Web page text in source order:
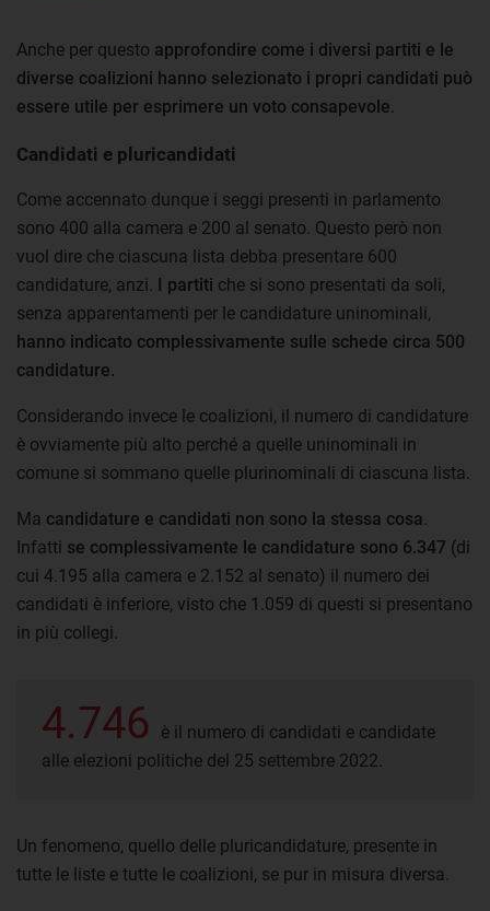
Anche per questo approfondire come i diversi partiti e le
diverse coalizioni hanno selezionato i propri candidati può
essere utile per esprimere un voto consapevole
Candidati e pluricandidati
Come accennato dunque i seggi presenti in parlamento
sono 400 alla camera e 200 al senato. Questo però non
vuol dire che ciascuna lista debba presentare 600
candidature, anzi. I partiti che si sono presentati da soli,
senza apparentamenti per le candidature uninominali,
hanno indicato complessivamente sulle schede circa 500
candidature.
Considerando invece le coalizioni, il numero di candidature
è ovviamente più alto perché a quelle uninominali in
comune si sommano quelle plurinominali di ciascuna lista.
Ma candidature e candidati non sono la stessa cosa
Infatti se complessivamente le candidature sono 6.347 (di
cui 4.195 alla camera e 2.152 al senato) il numero dei
candidati è inferiore, visto che 1.059 di questi si presentano
in più collegi.
4.746
è il numero di candidati e candidate
alle elezioni politiche del 25 settembre 2022.
Un fenomeno, quello delle pluricandidature, presente in
tutte le liste e tutte le coalizioni, se pur in misura diversa.